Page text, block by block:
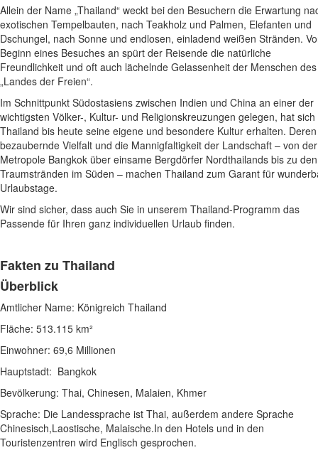
Allein der Name „Thailand“ weckt bei den Besuchern die Erwartung
exotischen Tempelbauten, nach Teakholz und Palmen, Elefanten und
Dschungel, nach Sonne und endlosen, einladend weißen Stränden.
Beginn eines Besuches an spürt der Reisende die natürliche
Freundlichkeit und oft auch lächelnde Gelassenheit der Menschen des
„Landes der Freien“.
Im Schnittpunkt Südostasiens zwischen Indien und China an einer der
wichtigsten Völker-, Kultur- und Religionskreuzungen gelegen, hat sich
Thailand bis heute seine eigene und besondere Kultur erhalten. Deren
bezaubernde Vielfalt und die Mannigfaltigkeit der Landschaft – von der
Metropole Bangkok über einsame Bergdörfer Nordthailands bis zu den
Traumstränden im Süden – machen Thailand zum Garant für
Urlaubstage.
Wir sind sicher, dass auch Sie in unserem Thailand-Programm das
Passende für Ihren ganz individuellen Urlaub finden.
Fakten zu Thailand
Überblick
Amtlicher Name: Königreich Thailand
Fläche: 513.115 km²
Einwohner: 69,6 Millionen
Hauptstadt: Bangkok
Bevölkerung: Thai, Chinesen, Malaien, Khmer
Sprache: Die Landessprache ist Thai, außerdem andere Sprache
Chinesisch,Laostische, Malaische.In den Hotels und in den
Touristenzentren wird Englisch gesprochen.